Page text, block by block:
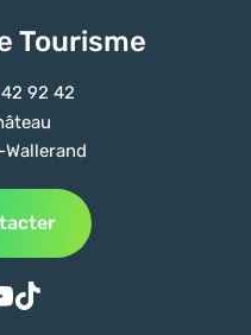
Tourisme
92 42
sur Facebook
nous sur Instagram
nous sur Youtube
Suivez-nous sur Tiktok